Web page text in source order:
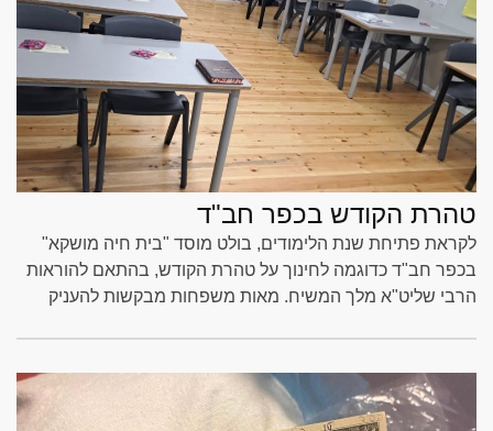
טהרת הקודש בכפר חב"ד
לקראת פתיחת שנת הלימודים, בולט מוסד "בית חיה מושקא"
בכפר חב"ד כדוגמה לחינוך על טהרת הקודש, בהתאם להוראות
הרבי שליט"א מלך המשיח. מאות משפחות מבקשות להעניק